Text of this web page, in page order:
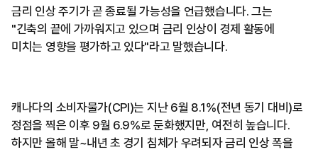
금리 인상 주기가 곧 종료될 가능성을 언급했습니다. 그는
"긴축의 끝에 가까워지고 있으며 금리 인상이 경제 활동에
미치는 영향을 평가하고 있다"라고 말했습니다.
캐나다의 소비자물가(CPI)는 지난 6월 8.1%(전년 동기 대비)로
정점을 찍은 이후 9월 6.9%로 둔화했지만, 여전히 높습니다.
하지만 올해 말~내년 초 경기 침체가 우려되자 금리 인상 폭을